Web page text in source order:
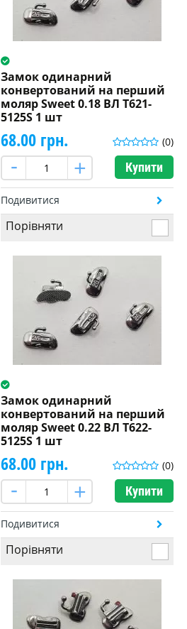
Замок одинарний
конвертований на перший
моляр Sweet 0.18 ВЛ T621-
5125S 1 шт
(0)
68.00 грн.
Купити
Подивитися
Порівняти
Замок одинарний
конвертований на перший
моляр Sweet 0.22 ВЛ T622-
5125S 1 шт
(0)
68.00 грн.
Купити
Подивитися
Порівняти